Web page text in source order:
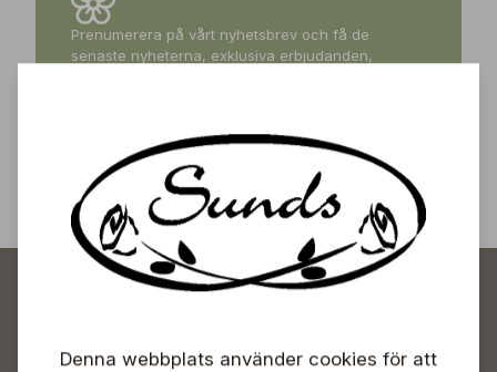
Prenumerera på vårt nyhetsbrev och få de
senaste nyheterna, exklusiva erbjudanden,
Prenumerera
Denna webbplats använder cookies för att